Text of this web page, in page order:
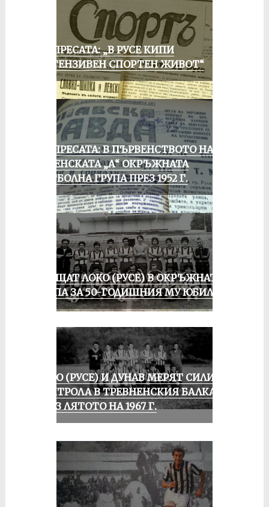
ОТ ПРЕСАТА: „В РУСЕ КИПИ
ИНТЕНЗИВЕН СПОРТЕН ЖИВОТ“
ОТ ПРЕСАТА: В ПЪРВЕНСТВОТО НА
РУСЕНСКАТА „А“ ОКРЪЖНАТА
ФУТБОЛНА ГРУПА ПРЕЗ 1952 Г.
ПРАЩАТ ЛОКО (РУСЕ) В ОКРЪЖНАТА
ГРУПА ЗА 50-ГОДИШНИЯ МУ ЮБИЛЕЙ
ЛОКО (РУСЕ) И ДУНАВ МЕРЯТ СИЛИ В
КОНТРОЛА В ТРЕВНЕНСКИЯ БАЛКАН
ПРЕЗ ЛЯТОТО НА 1967 Г.